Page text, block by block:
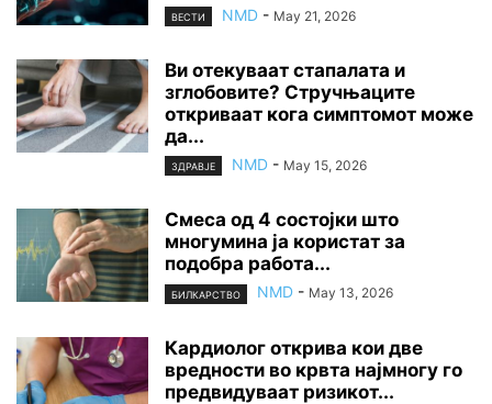
ВЕСТИ NMD - May 21, 2026
Ви отекуваат стапалата и
зглобовите? Стручњаците
откриваат кога симптомот може
да...
ЗДРАВЈЕ NMD - May 15, 2026
Смеса од 4 состојки што
многумина ја користат за
подобра работа...
БИЛКАРСТВО NMD - May 13, 2026
Кардиолог открива кои две
вредности во крвта најмногу го
предвидуваат ризикот...